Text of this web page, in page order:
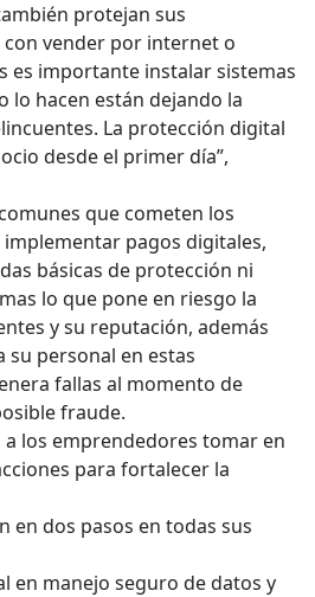
protejan sus
vender por internet o
es importante instalar sistemas
lo hacen están dejando la
La protección digital
desde el primer día”,
que cometen los
pagos digitales,
básicas de protección ni
lo que pone en riesgo la
y su reputación, además
su personal en estas
fallas al momento de
fraude.
los emprendedores tomar en
para fortalecer la
en dos pasos en todas sus
en manejo seguro de datos y